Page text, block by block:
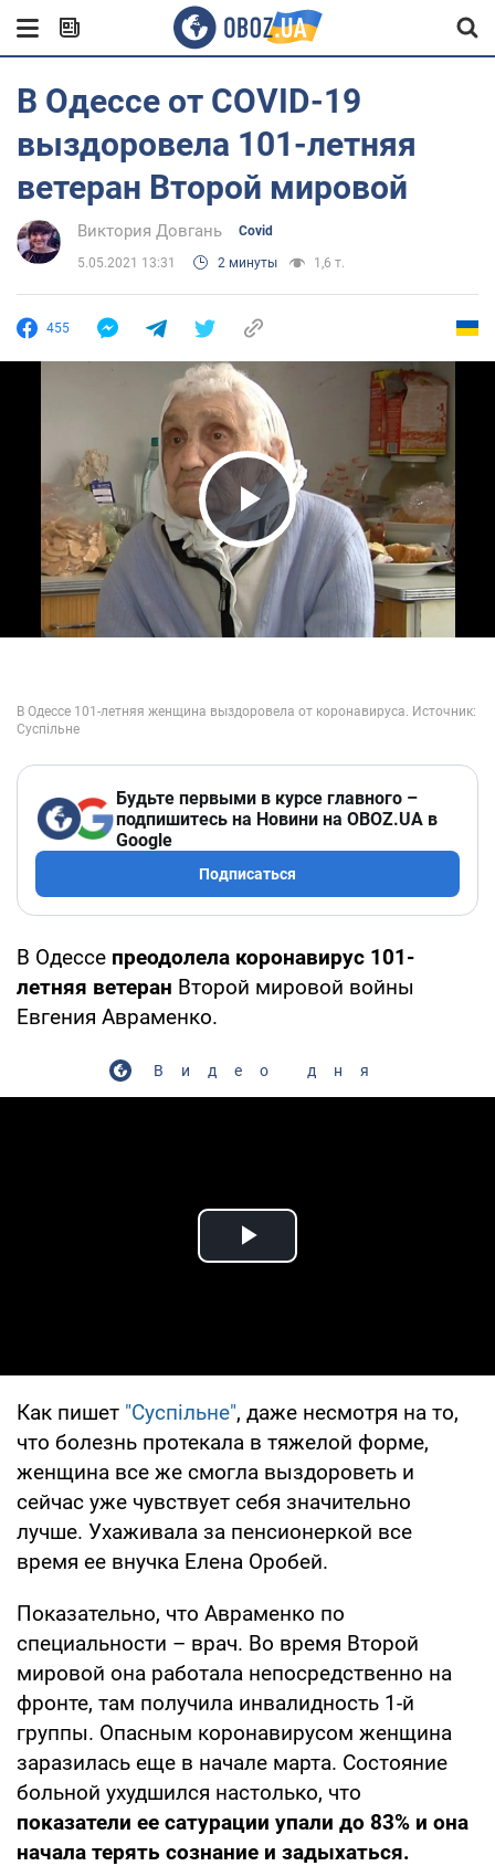
В Одессе от COVID-19
выздоровела 101-летняя
ветеран Второй мировой
Виктория Довгань Covid
5.05.2021 13:31 2 минуты 1,6 т.
455
Play Video
Будьте первыми в курсе главного –
подпишитесь на Новини на OBOZ.UA в
Google
Подписаться
В Одессе преодолела коронавирус 101-
летняя ветеран Второй мировой войны
Евгения Авраменко.
Видео дня
Play Video
Как пишет "Суспільне", даже несмотря на то,
что болезнь протекала в тяжелой форме,
женщина все же смогла выздороветь и
сейчас уже чувствует себя значительно
лучше. Ухаживала за пенсионеркой все
время ее внучка Елена Оробей.
Показательно, что Авраменко по
специальности – врач. Во время Второй
мировой она работала непосредственно на
фронте, там получила инвалидность 1-й
группы. Опасным коронавирусом женщина
заразилась еще в начале марта. Состояние
больной ухудшился настолько, что
показатели ее сатурации упали до 83% и она
начала терять сознание и задыхаться.